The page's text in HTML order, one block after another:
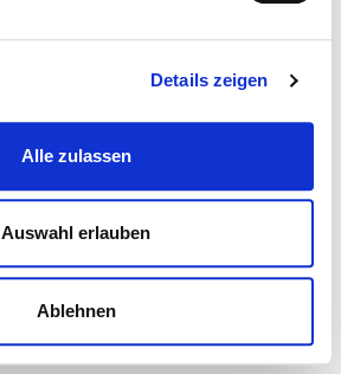
Details zeigen
Alle zulassen
Auswahl erlauben
Ablehnen